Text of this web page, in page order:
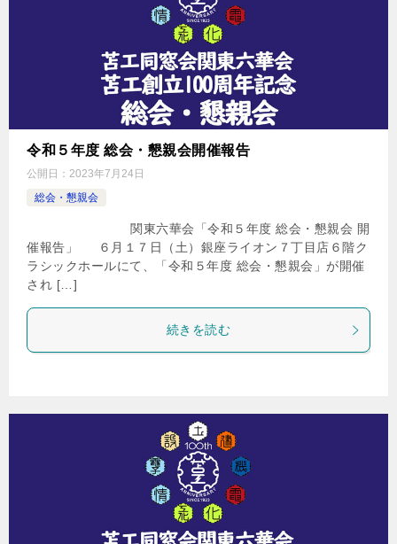
令和５年度 総会・懇親会開催報告
公開日： 2023年7月24日
総会・懇親会
関東六華会「令和５年度 総会・懇親会 開
催報告」 ６月１７日（土）銀座ライオン７丁目店６階ク
ラシックホールにて、「令和５年度 総会・懇親会」が開催
され […]
続きを読む